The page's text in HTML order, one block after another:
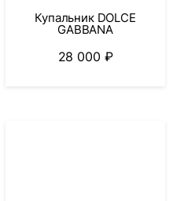
Купальник DOLCE
GABBANA
28 000 ₽